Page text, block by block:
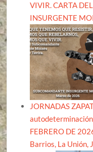
VIVIR. CARTA
INSURGENTE
JORNADAS
autodeterminación
FEBRERO DE
Barrios, La Unión,